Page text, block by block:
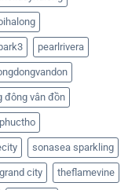
pearlrivera
đông vân đồn
sonasea sparkling
city theflamevine